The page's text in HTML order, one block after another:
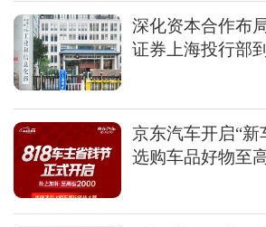
深化资本合作布
证券上海投行部
京东汽车开启“新
选购车品好物至